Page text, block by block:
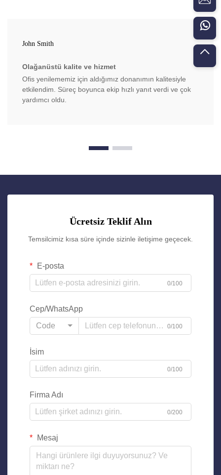
John Smith
Olağanüstü kalite ve hizmet
Ofis yenilememiz için aldığımız donanımın kalitesiyle
etkilendim. Süreç boyunca ekip hızlı yanıt verdi ve çok
yardımcı oldu.
Ücretsiz Teklif Alın
Temsilcimiz kısa süre içinde sizinle iletişime geçecek.
E-posta
0/100
Cep/WhatsApp
Code
0/100
İsim
0/100
Firma Adı
0/200
Mesaj